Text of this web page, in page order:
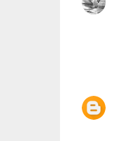
C
t
a